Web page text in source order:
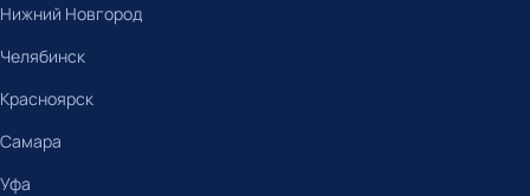
Нижний Новгород
Челябинск
Красноярск
Самара
Уфа